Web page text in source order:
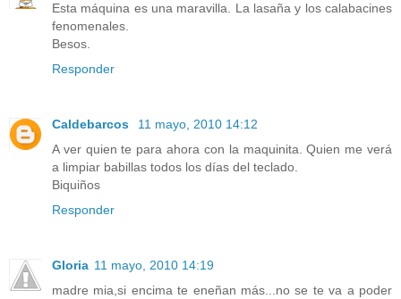
Esta máquina es una maravilla. La lasaña y los calabacines
fenomenales.
Besos.
Responder
Caldebarcos
11 mayo, 2010 14:12
A ver quien te para ahora con la maquinita. Quien me verá
a limpiar babillas todos los días del teclado.
Biquiños
Responder
Gloria 11 mayo, 2010 14:19
madre mia,si encima te eneñan más...no se te va a poder